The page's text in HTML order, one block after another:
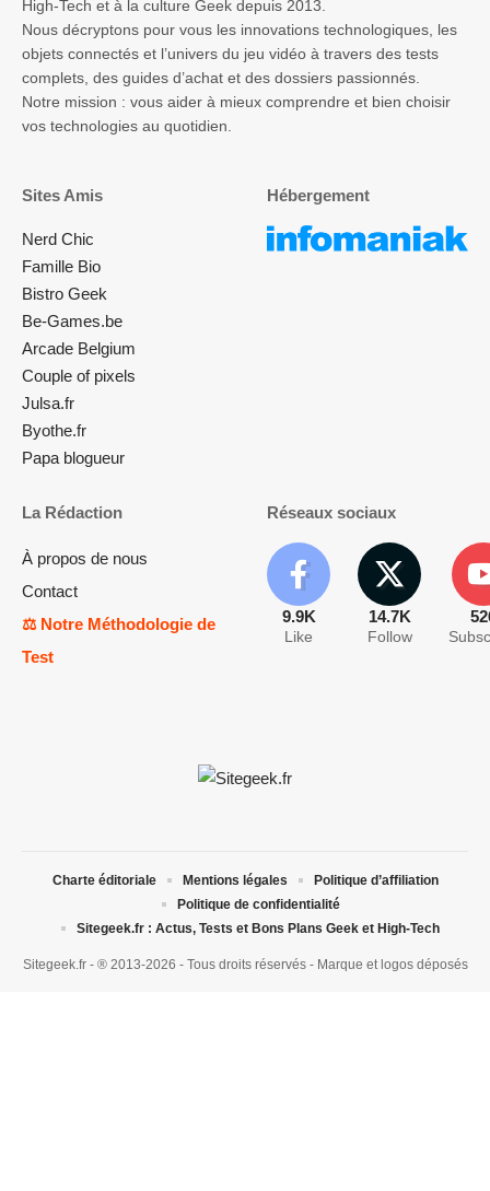
High-Tech et à la culture Geek depuis 2013.
Nous décryptons pour vous les innovations technologiques, les
objets connectés et l’univers du jeu vidéo à travers des tests
complets, des guides d’achat et des dossiers passionnés.
Notre mission : vous aider à mieux comprendre et bien choisir
vos technologies au quotidien.
Sites Amis
Nerd Chic
Famille Bio
Bistro Geek
Be-Games.be
Arcade Belgium
Couple of pixels
Julsa.fr
Byothe.fr
Papa blogueur
Hébergement
La Rédaction
À propos de nous
Contact
⚖️ Notre Méthodologie de
Test
Réseaux sociaux
9.9K
Like
14.7K
Follow
Sitegeek.fr - ® 2013-2026 - Tous droits réservés - Marque et logos déposés
Charte éditoriale Mentions légales
Politique d’affiliation
Politique de confidentialité
Sitegeek.fr : Actus, Tests et Bons Plans Geek et High-Tech